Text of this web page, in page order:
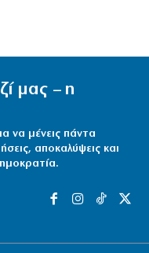
μας – η
να μένεις πάντα
αποκαλύψεις και